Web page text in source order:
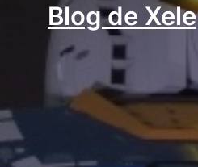
Blog de Xele